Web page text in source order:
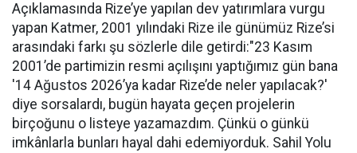
Açıklamasında Rize’ye yapılan dev yatırımlara vurgu
yapan Katmer, 2001 yılındaki Rize ile günümüz Rize’si
arasındaki farkı şu sözlerle dile getirdi:"23 Kasım
2001’de partimizin resmi açılışını yaptığımız gün bana
'14 Ağustos 2026’ya kadar Rize’de neler yapılacak?'
diye sorsalardı, bugün hayata geçen projelerin
birçoğunu o listeye yazamazdım. Çünkü o günkü
imkânlarla bunları hayal dahi edemiyorduk. Sahil Yolu